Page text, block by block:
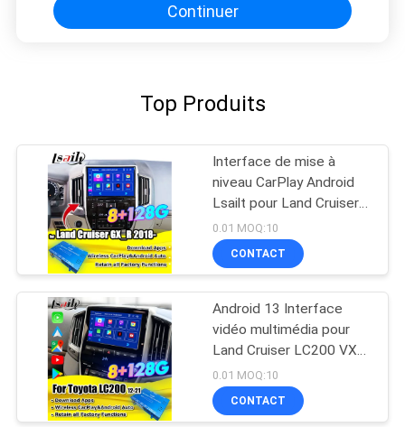
Continuer
Top Produits
Interface de mise à
niveau CarPlay Android
Lsailt pour Land Cruiser
GX_R GXR 2020-2021
Boîte de navigation GPS,
Module Android Auto
0.01 MOQ:10
CONTACT
Android 13 Interface
vidéo multimédia pour
Land Cruiser LC200 VXR
VX GXL Sahara V8 2013-
2021 Mise à niveau de
l'écran OEM avec CarPlay
0.01 MOQ:10
CONTACT